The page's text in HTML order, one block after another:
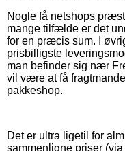
Nogle få netshops
mange tilfælde er det
for en præcis sum. I
prisbilligste
man befinder sig nær
vil være at få
pakkeshop.
Det er ultra ligetil for
sammenligne priser